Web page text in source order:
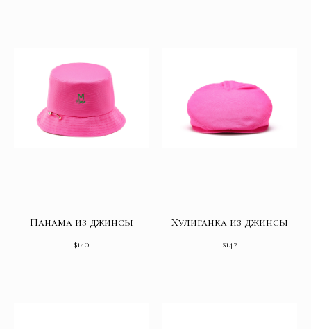
Панама из джинсы
$140
Хулиганка из джинсы
$142